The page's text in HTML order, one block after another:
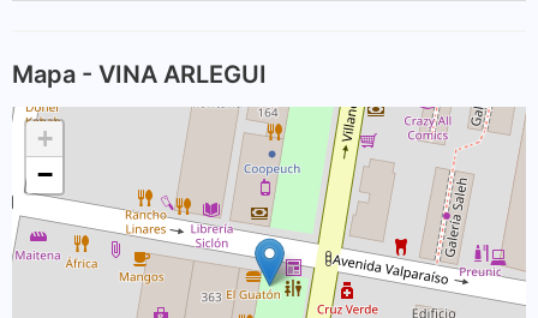
Mapa - VINA ARLEGUI
+
−